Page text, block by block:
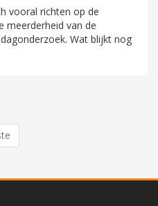
vooral richten op de
meerderheid van de
Wat blijkt nog